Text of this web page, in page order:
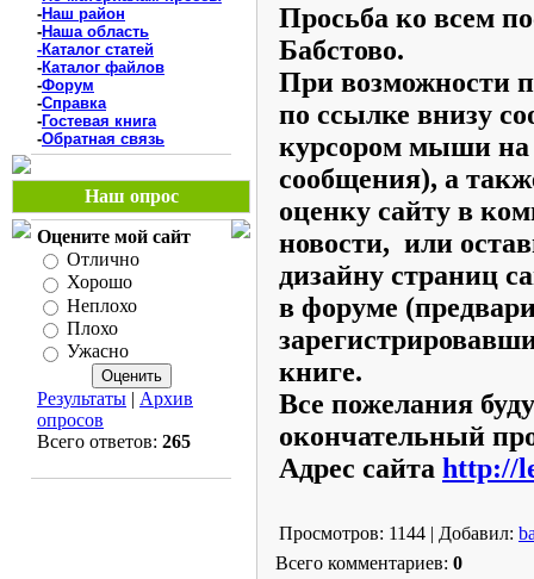
-Наш район
-Наша область
-Каталог статей
-Каталог файлов
-Форум
-Справка
-Гостевая книга
-Обратная связь
Наш опрос
Оцените мой сайт
Отлично
Хорошо
Неплохо
Плохо
Ужасно
Результаты | Архив
опросов
Всего ответов: 265
Просьба ко всем
Бабстово.
При возможности
по ссылке внизу
курсором мыши на
сообщения), а
оценку сайту в
новости, или
дизайну страниц
в форуме
книге.
Все пожелания
окончательный
Адрес сайта http://
Просмотров: 1144 | Добавил:
Всего комментариев: 0